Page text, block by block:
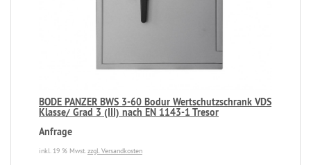
BODE PANZER BWS 3-60 Bodur Wertschutzschrank VDS
Klasse/ Grad 3 (III) nach EN 1143-1 Tresor
Anfrage
inkl. 19 % Mwst.zzgl. Versandkosten